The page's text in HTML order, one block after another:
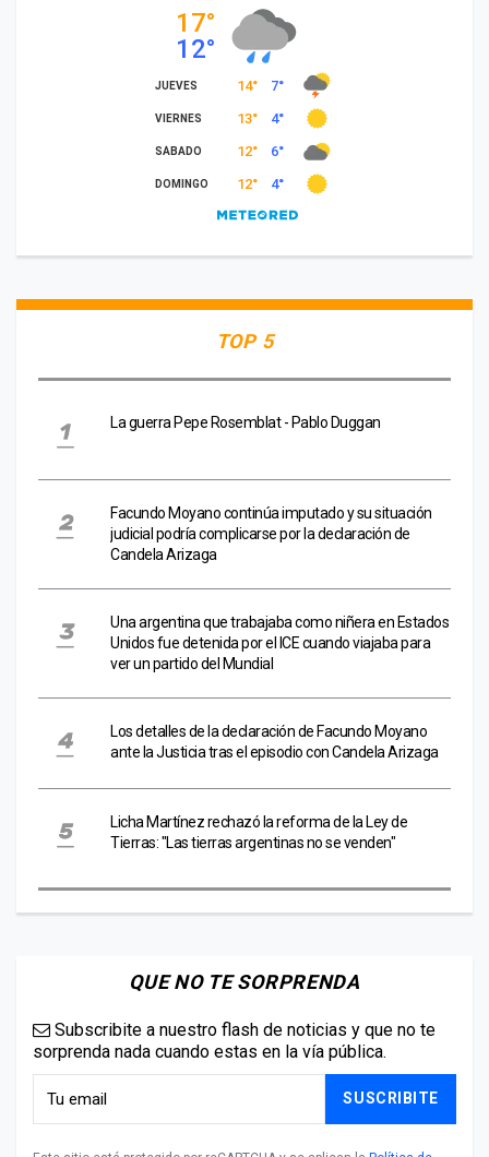
TOP 5
La guerra Pepe Rosemblat - Pablo Duggan
Facundo Moyano continúa imputado y su situación
judicial podría complicarse por la declaración de
Candela Arizaga
Una argentina que trabajaba como niñera en Estados
Unidos fue detenida por el ICE cuando viajaba para
ver un partido del Mundial
Los detalles de la declaración de Facundo Moyano
ante la Justicia tras el episodio con Candela Arizaga
Licha Martínez rechazó la reforma de la Ley de
Tierras: "Las tierras argentinas no se venden"
QUE NO TE SORPRENDA
Subscribite a nuestro flash de noticias y que no te
sorprenda nada cuando estas en la vía pública.
SUSCRIBITE